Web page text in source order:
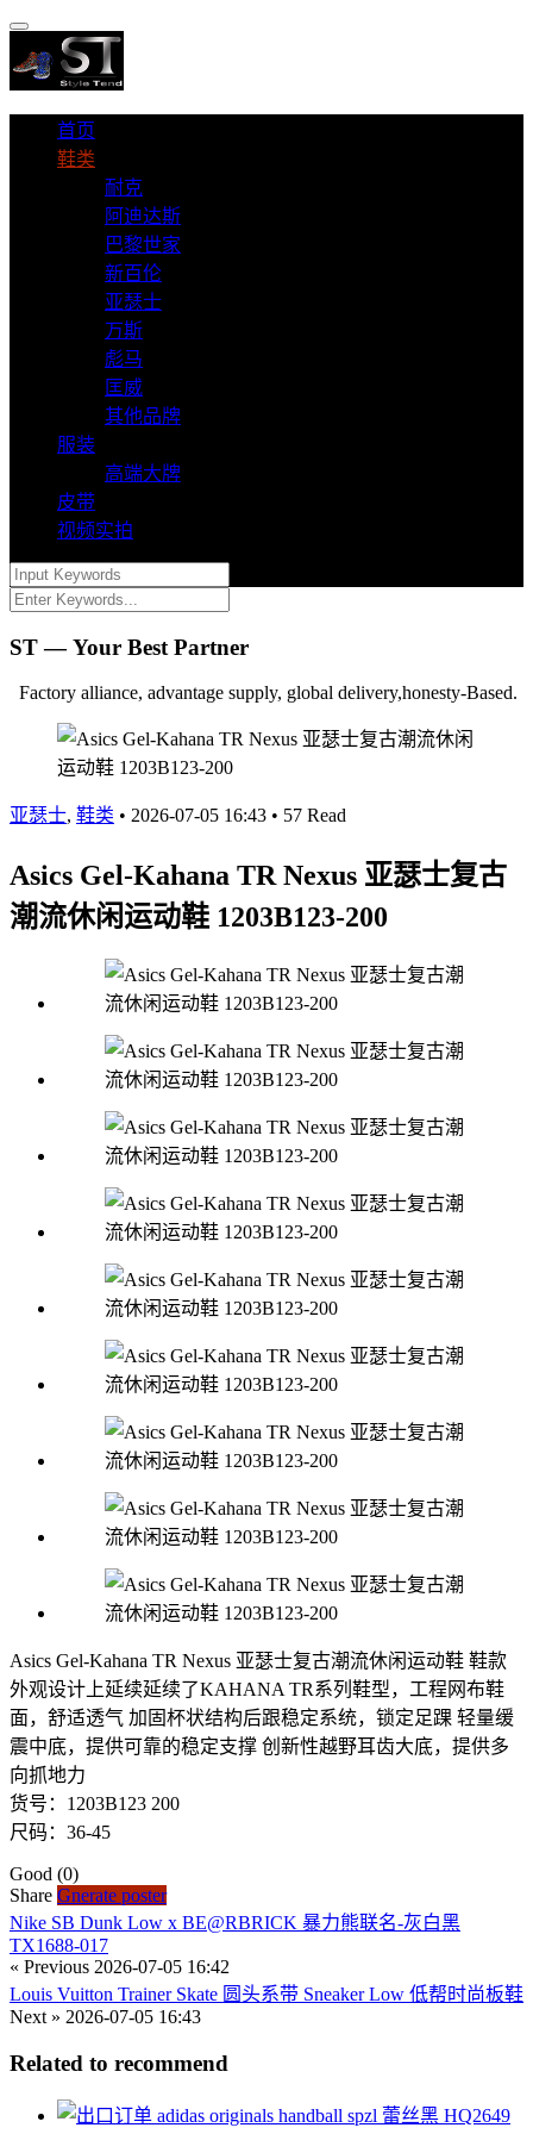
首页
鞋类
耐克
阿迪达斯
巴黎世家
新百伦
亚瑟士
万斯
彪马
匡威
其他品牌
服装
高端大牌
皮带
视频实拍
ST — Your Best Partner
Factory alliance, advantage supply, global delivery,honesty-Based.
亚瑟士, 鞋类 • 2026-07-05 16:43 • 57 Read
Asics Gel-Kahana TR Nexus 亚瑟士复古
潮流休闲运动鞋 1203B123-200
Asics Gel-Kahana TR Nexus 亚瑟士复古潮流休闲运动鞋 鞋款
外观设计上延续延续了KAHANA TR系列鞋型，工程网布鞋
面，舒适透气 加固杯状结构后跟稳定系统，锁定足踝 轻量缓
震中底，提供可靠的稳定支撑 创新性越野耳齿大底，提供多
向抓地力
货号：1203B123 200
尺码：36-45
Good (0)
Share Gnerate poster
Nike SB Dunk Low x BE@RBRICK 暴力熊联名-灰白黑
TX1688-017
« Previous 2026-07-05 16:42
Louis Vuitton Trainer Skate 圆头系带 Sneaker Low 低帮时尚板鞋
Next » 2026-07-05 16:43
Related to recommend